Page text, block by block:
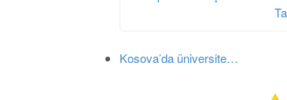
Kosova’da üniversite…